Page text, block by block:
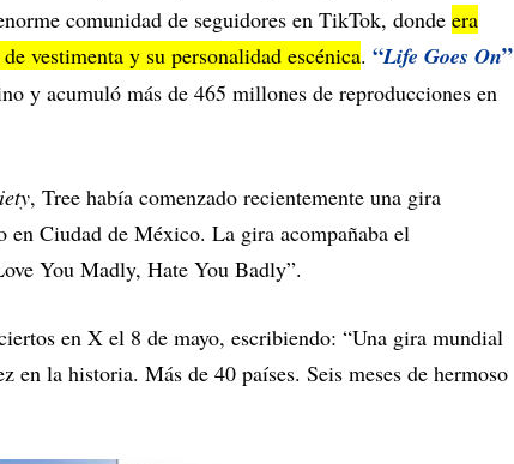
comunidad de seguidores en TikTok, donde era
vestimenta y su personalidad escénica. “Life Goes On”
y acumuló más de 465 millones de reproducciones en
, Tree había comenzado recientemente una gira
en Ciudad de México. La gira acompañaba el
You Madly, Hate You Badly”.
en X el 8 de mayo, escribiendo: “Una gira mundial
en la historia. Más de 40 países. Seis meses de hermoso